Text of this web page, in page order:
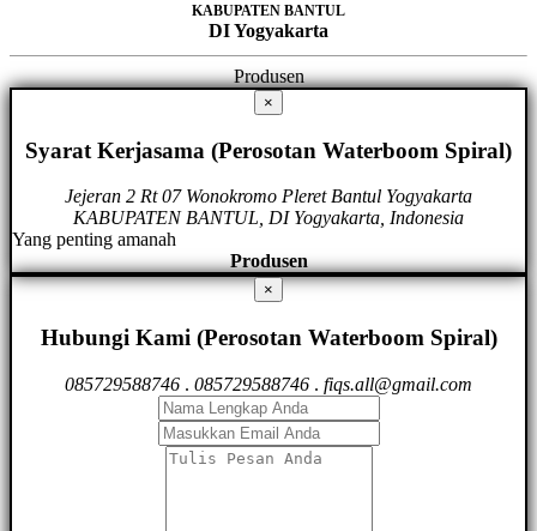
KABUPATEN BANTUL
DI Yogyakarta
Produsen
×
Syarat Kerjasama (Perosotan Waterboom Spiral)
Jejeran 2 Rt 07 Wonokromo Pleret Bantul Yogyakarta
KABUPATEN BANTUL, DI Yogyakarta, Indonesia
Yang penting amanah
Produsen
×
Hubungi Kami (Perosotan Waterboom Spiral)
085729588746 . 085729588746 . fiqs.all@gmail.com